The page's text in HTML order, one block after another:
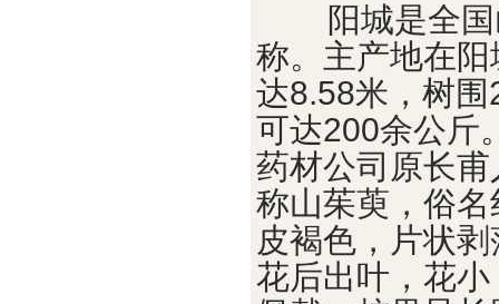
阳城是全国
称。主产地在
达8.58米，树
可达200余公斤
药材公司原长
称山茱萸，俗
皮褐色，片状
花后出叶，花